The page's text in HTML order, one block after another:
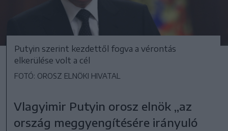
Putyin szerint kezdettől fogva a vérontás
elkerülése volt a cél
FOTÓ: OROSZ ELNÖKI HIVATAL
Vlagyimir Putyin orosz elnök „az
ország meggyengítésére irányuló